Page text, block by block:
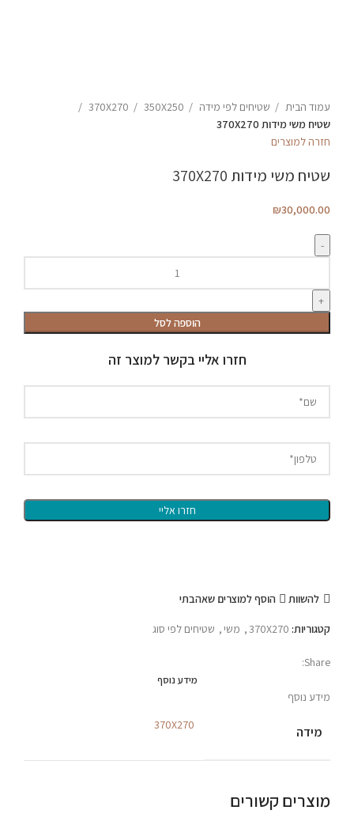
עמוד הבית שטיחים לפי מידה 350X250
370X270
שטיח משי מידות 370X270
חזרה למוצרים
שטיח משי מידות 370X270
₪30,000.00
שטיח
משי
מידות
הוספה לסל
חזרו אליי בקשר למוצר זה
להשוות הוסף למוצרים שאהבתי
קטגוריות: 370X270
, משי, שטיחים לפי סוג
Share:
מידע נוסף
מידע נוסף
מידה 370X270
מוצרים קשורים